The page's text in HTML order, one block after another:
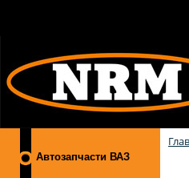
Автозапчасти ВАЗ